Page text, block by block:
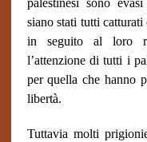
palestinesi sono
siano stati tutti
in seguito al loro
l’attenzione di tutti i
per quella che hanno
libertà.
Tuttavia molti